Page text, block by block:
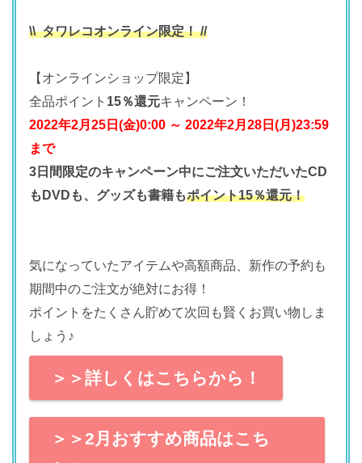
\\ タワレコオンライン限定！ //
【オンラインショップ限定】
全品ポイント 15％還元キャンペーン！
2022年2月25日(金)0:00 ～ 2022年2月28日(月)23:59
まで
3日間限定のキャンペーン中にご注文いただいたCD
もDVDも、グッズも書籍もポイント15％還元！
気になっていたアイテムや高額商品、 新作の予約も
期間中のご注文が絶対にお得！
ポイントをたくさん貯めて次回も賢くお買い物しま
しょう♪
＞＞詳しくはこちらから！
＞＞2月おすすめ商品はこち